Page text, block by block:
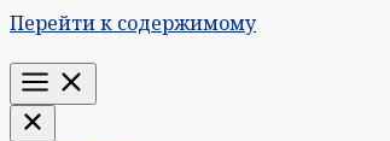
Перейти к содержимому
Меню